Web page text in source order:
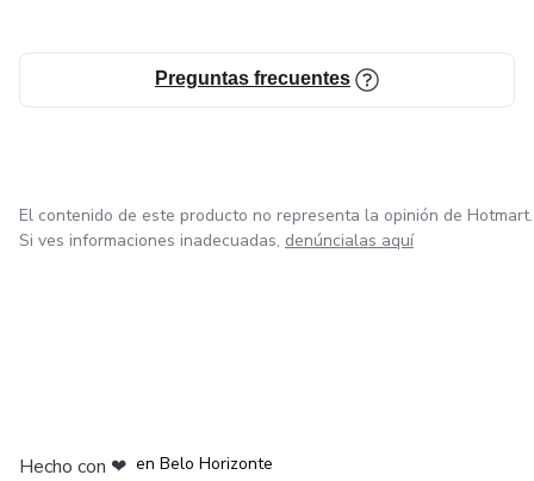
Preguntas frecuentes
El contenido de este producto no representa la opinión de Hotmart.
Si ves informaciones inadecuadas, denúncialas aquí
Hecho con ❤ en Belo Horizonte